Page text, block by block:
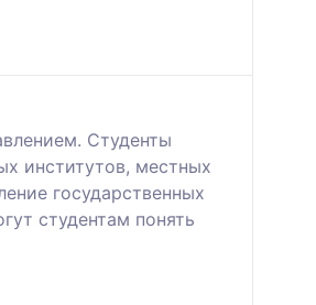
Студенты
институтов, местных
государственных
студентам понять